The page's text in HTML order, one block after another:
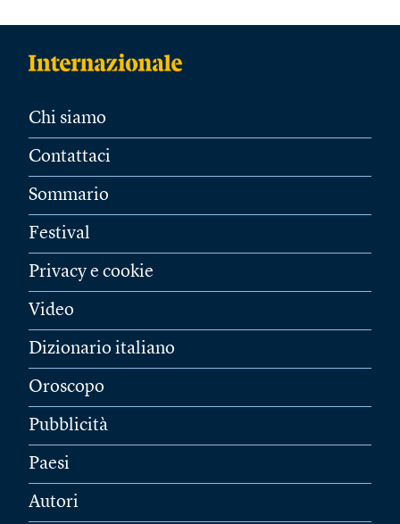
Chi siamo
Contattaci
Sommario
Festival
Privacy e cookie
Video
Dizionario italiano
Oroscopo
Pubblicità
Paesi
Autori